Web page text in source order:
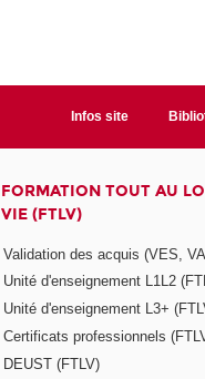
Infos site
FORMATION TOUT AU
VIE (FTLV)
Validation des acquis (VES,
Unité d'enseignement L1L2
Unité d'enseignement L3+
Certificats professionnels
DEUST (FTLV)